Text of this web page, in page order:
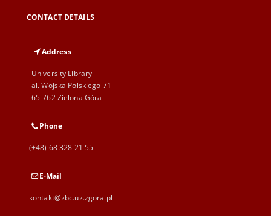
CONTACT DETAILS
Address
University Library
al. Wojska Polskiego 71
65-762 Zielona Góra
Phone
(+48) 68 328 21 55
E-Mail
kontakt@zbc.uz.zgora.pl